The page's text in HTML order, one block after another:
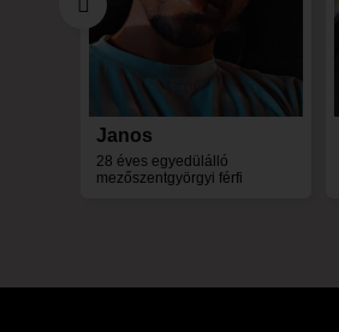
Janos
28 éves egyedülálló
mezőszentgyörgyi férfi